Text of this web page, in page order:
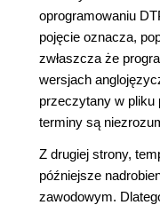
oprogramowaniu
pojęcie oznacza,
zwłaszcza że
wersjach
przeczytany w pliku
terminy są
Z drugiej strony,
późniejsze
zawodowym.